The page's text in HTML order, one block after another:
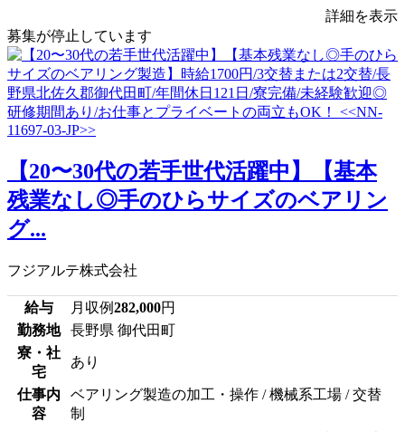
詳細を表示
募集が停止しています
【20〜30代の若手世代活躍中】【基本
残業なし◎手のひらサイズのベアリン
グ...
フジアルテ株式会社
給与 月収例282,000円
勤務地
長野県 御代田町
寮・社
宅
あり
仕事内
容
ベアリング製造の加工・操作 / 機械系工場 / 交替
制